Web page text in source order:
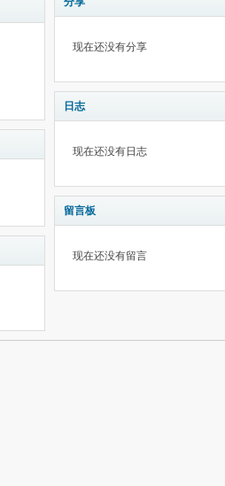
现在还没有分享
日志
现在还没有日志
留言板
现在还没有留言